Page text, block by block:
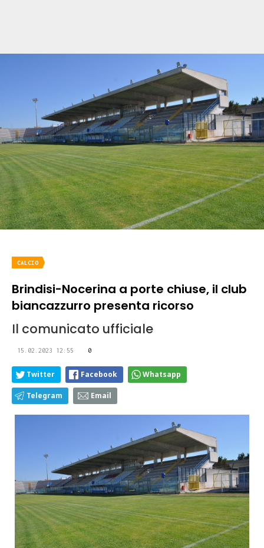
CALCIO
Brindisi-Nocerina a porte chiuse, il club
biancazzurro presenta ricorso
Il comunicato ufficiale
15.02.2023 12:55 0
Twitter Facebook Whatsapp
Telegram Email